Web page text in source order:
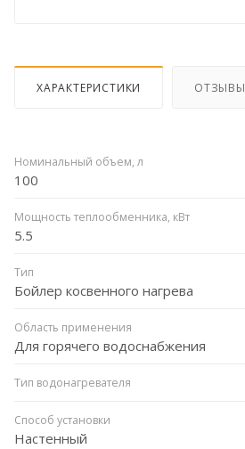
ХАРАКТЕРИСТИКИ ОТЗЫВЫ
Номинальный объем, л
100
Мощность теплообменника, кВт
5.5
Тип
Бойлер косвенного нагрева
Область применения
Для горячего водоснабжения
Тип водонагревателя
Способ установки
Настенный